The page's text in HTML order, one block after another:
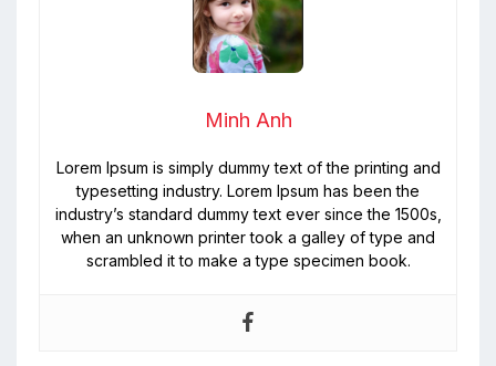
Minh Anh
Lorem Ipsum is simply dummy text of the printing and
typesetting industry. Lorem Ipsum has been the
industry’s standard dummy text ever since the 1500s,
when an unknown printer took a galley of type and
scrambled it to make a type specimen book.